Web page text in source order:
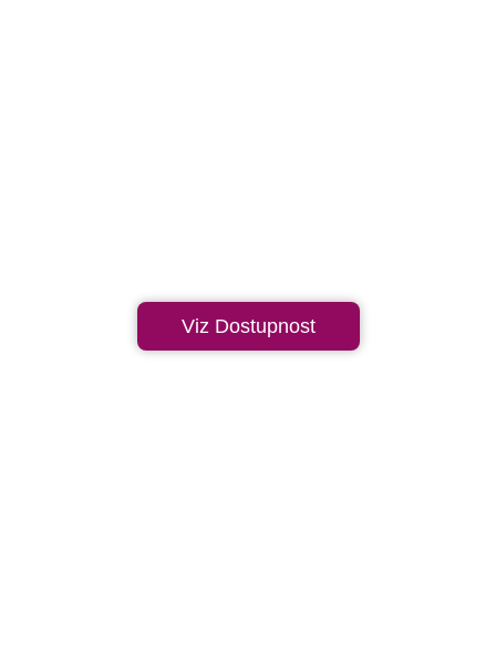
Viz Dostupnost